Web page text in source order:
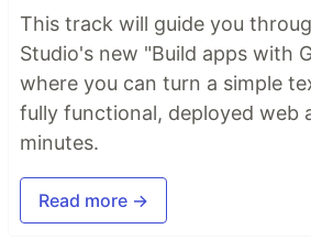
This track will guide you
Studio's new "Build apps with
where you can turn a simple
fully functional, deployed web
minutes.
Read more →